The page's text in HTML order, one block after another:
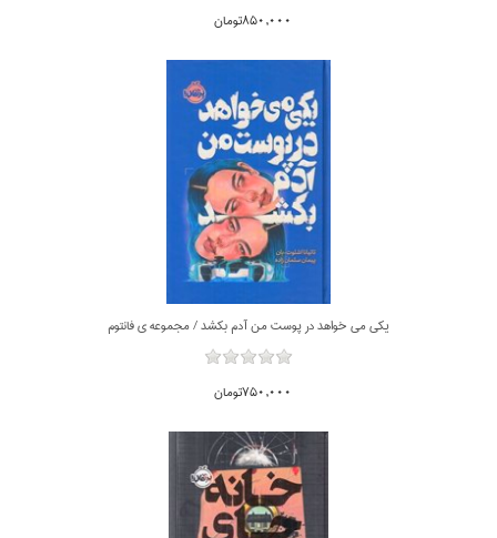
850,000تومان
يكي مي خواهد در پوست من آدم بكشد / مجموعه ي فانتوم
750,000تومان
ناموجود